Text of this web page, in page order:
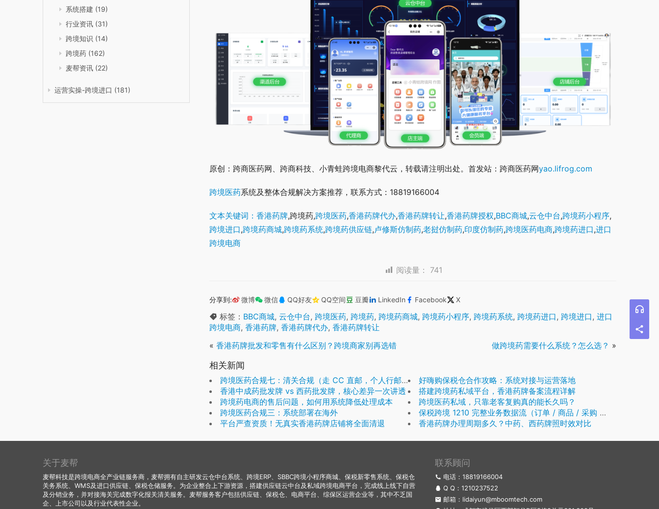
系统搭建 (19)
行业资讯 (31)
跨境知识 (14)
跨境药 (162)
麦帮资讯 (22)
运营实操-跨境进口 (181)
原创：跨商医药网、跨商科技、小青蛙跨境电商黎代云，转载请注明出处。首发站：跨商医药网yao.lifrog.com
跨境医药系统及整体合规解决方案推荐，联系方式：18819166004
文本关键词：香港药牌,跨境药,跨境医药,香港药牌代办,香港药牌转让,香港药牌授权,BBC商城,云仓中台,跨境药小程序,
跨境进口,跨境药商城,跨境药系统,跨境药供应链,卢修斯仿制药,老挝仿制药,印度仿制药,跨境医药电商,跨境药进口,进口
跨境电商
阅读量： 741
分享到: 微博 微信 QQ好友 QQ空间 豆瓣 LinkedIn Facebook X
标签： BBC商城, 云仓中台, 跨境医药, 跨境药, 跨境药商城, 跨境药小程序, 跨境药系统, 跨境药进口, 跨境进口, 进口
跨境电商, 香港药牌, 香港药牌代办, 香港药牌转让
« 香港药牌批发和零售有什么区别？跨境商家别再选错 做跨境药需要什么系统？怎么选？ »
相关新闻
跨境医药合规七：清关合规（走 CC 直邮，个人行邮清关）
好嗨购保税仓合作攻略：系统对接与运营落地
香港中成药批发牌 vs 西药批发牌，核心差异一次讲透
搭建跨境药私域平台，香港药牌备案流程详解
跨境药电商的售后问题，如何用系统降低处理成本
跨境医药私域，只靠老客复购真的能长久吗？
跨境医药合规三：系统部署在海外
保税跨境 1210 完整业务数据流（订单 / 商品 / 采购 / 调拨全流程）
平台严查资质！无真实香港药牌店铺将全面清退
香港药牌办理周期多久？中药、西药牌照时效对比
关于麦帮
麦帮科技是跨境电商全产业链服务商，麦帮拥有自主研发云仓中台系统、跨境ERP、SBBC跨境小程序商城、保税新零售系统、保税仓
关务系统、WMS及进口供应链、保税仓储服务。为企业整合上下游资源，搭建供应链云中台及私域跨境电商平台，完成线上线下自营
及分销业务，并对接海关完成数字化报关清关服务。麦帮服务客户包括供应链、保税仓、电商平台、综保区运营企业等，其中不乏国
企、上市公司以及行业代表性企业。
联系顾问
电话：18819166004
Q Q： 1210237522
邮箱：lidaiyun@mboomtech.com